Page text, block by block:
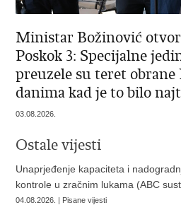
Ministar Božinović
Poskok 3: Specijalne
preuzele su teret
danima kad je to bilo
03.08.2026.
Ostale vijesti
Unaprjeđenje kapaciteta i
kontrole u zračnim lukama (ABC
04.08.2026. | Pisane vijesti